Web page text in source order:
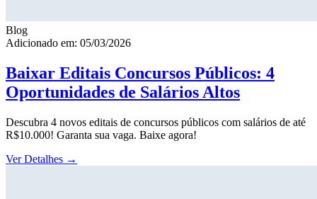
Blog
Adicionado em: 05/03/2026
Baixar Editais Concursos Públicos: 4
Oportunidades de Salários Altos
Descubra 4 novos editais de concursos públicos com salários de até
R$10.000! Garanta sua vaga. Baixe agora!
Ver Detalhes →